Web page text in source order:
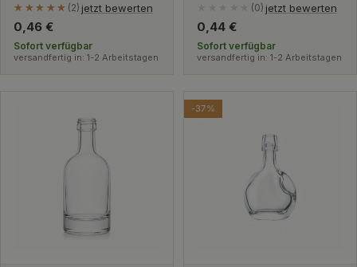
★★★★★
★★★★★ (2) jetzt bewerten
Regulärer
Preis
0,46 €
Sofort verfügbar
versandfertig in: 1-2 Arbeitstagen
(0) jetzt bewerten
Regulärer
Preis
0,44 €
Sofort verfügbar
versandfertig in: 1-2 Arbeitstagen
-37%